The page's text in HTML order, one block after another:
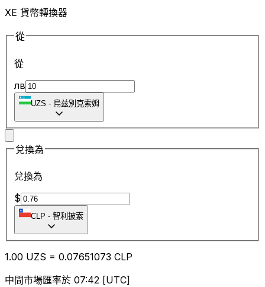
XE 貨幣轉換器
從
從
лв
UZS - 烏兹別克索姆
兌換為
兌換為
$
CLP - 智利披索
1.00 UZS = 0.07651073 CLP
中間市場匯率於 07:42 [UTC]